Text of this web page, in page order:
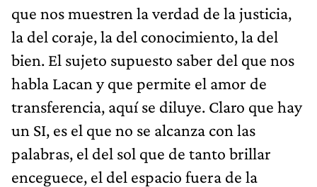
que nos muestren la verdad de la justicia,
la del coraje, la del conocimiento, la del
bien. El sujeto supuesto saber del que nos
habla Lacan y que permite el amor de
transferencia, aquí se diluye. Claro que hay
un SI, es el que no se alcanza con las
palabras, el del sol que de tanto brillar
enceguece, el del espacio fuera de la